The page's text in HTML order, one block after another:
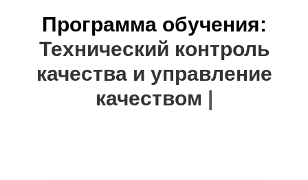
Программа обучения:
Технический контроль
качества и управление
качеством продукции